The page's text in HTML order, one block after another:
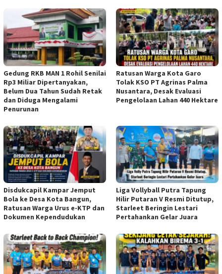
Gedung RKB MAN 1 Rohil Senilai
Rp3 Miliar Dipertanyakan,
Belum Dua Tahun Sudah Retak
dan Diduga Mengalami
Penurunan
Ratusan Warga Kota Garo
Tolak KSO PT Agrinas Palma
Nusantara, Desak Evaluasi
Pengelolaan Lahan 440 Hektare
Disdukcapil Kampar Jemput
Bola ke Desa Kota Bangun,
Ratusan Warga Urus e-KTP dan
Dokumen Kependudukan
Liga Vollyball Putra Tapung
Hilir Putaran V Resmi Ditutup,
Starleet Beringin Lestari
Pertahankan Gelar Juara